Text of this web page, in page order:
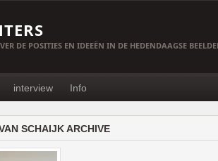
DE POSITIES EN IDEEËN IN DE HEDENDAAGSE
interview Info
SCHAIJK ARCHIVE